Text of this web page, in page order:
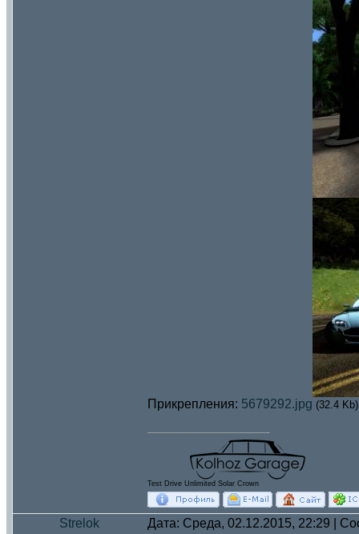
Прикрепления: 5679292.jpg (32.4 Kb)
Test Drive Unlimited Solar Crown
Strelok Дата: Среда, 02.12.2015, 22:29 |